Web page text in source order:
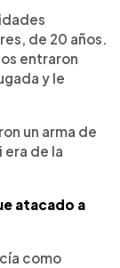
de 20 años.
entraron
y le
un arma de
de la
atacado a
como